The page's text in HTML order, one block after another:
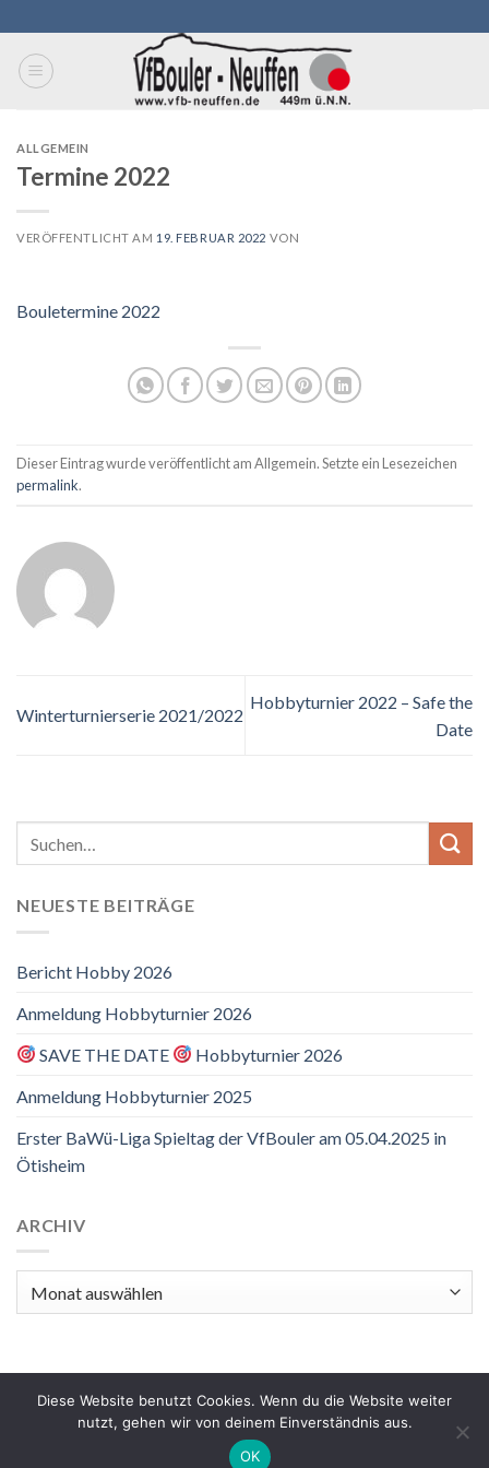
to
content
ALLGEMEIN
Termine 2022
VERÖFFENTLICHT AM 19. FEBRUAR 2022 VON
Bouletermine 2022
Dieser Eintrag wurde veröffentlicht am Allgemein. Setzte ein Lesezeichen
permalink.
Winterturnierserie 2021/2022
Hobbyturnier 2022 – Safe the
Date
NEUESTE BEITRÄGE
Bericht Hobby 2026
Anmeldung Hobbyturnier 2026
SAVE THE DATE
Hobbyturnier 2026
Anmeldung Hobbyturnier 2025
Erster BaWü-Liga Spieltag der VfBouler am 05.04.2025 in
Ötisheim
ARCHIV
IMPRESSUM DATENSCHUTZERKLÄRUNG
Copyright 2026 © VfB Neuffen
Diese Website benutzt Cookies. Wenn du die Website weiter
nutzt, gehen wir von deinem Einverständnis aus.
OK